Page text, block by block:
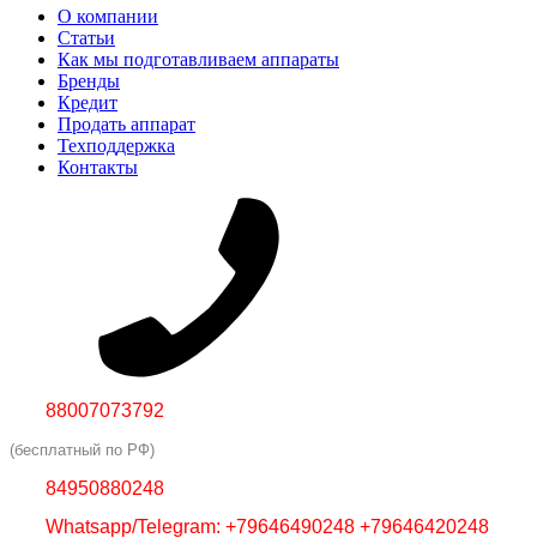
О компании
Статьи
Как мы подготавливаем аппараты
Бренды
Кредит
Продать аппарат
Техподдержка
Контакты
88007073792
(бесплатный по РФ)
84950880248
Whatsapp/Telegram: +79646490248 +79646420248